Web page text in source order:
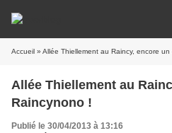
Accueil » Allée Thiellement au Raincy, encore
Allée Thiellement au
Raincynono !
Publié le 30/04/2013 à 13:16